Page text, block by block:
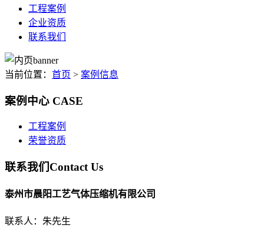
工程案例
企业资质
联系我们
当前位置： 首页 > 案例信息
案例中心 CASE
工程案例
荣誉资质
联系我们Contact Us
泰州市晨阳工艺气体压缩机有限公司
联系人：朱先生